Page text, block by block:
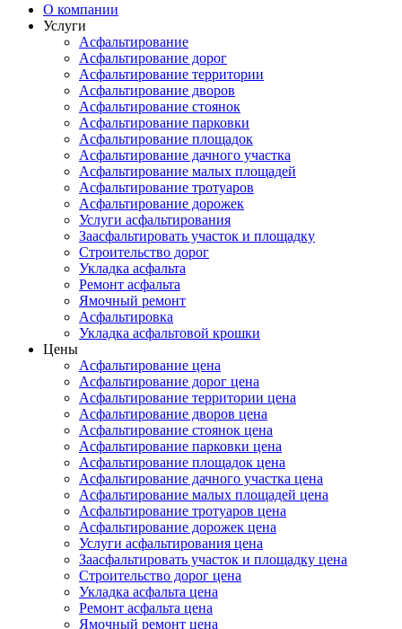
О компании
Услуги
Асфальтирование
Асфальтирование дорог
Асфальтирование территории
Асфальтирование дворов
Асфальтирование стоянок
Асфальтирование парковки
Асфальтирование площадок
Асфальтирование дачного участка
Асфальтирование малых площадей
Асфальтирование тротуаров
Асфальтирование дорожек
Услуги асфальтирования
Заасфальтировать участок и площадку
Строительство дорог
Укладка асфальта
Ремонт асфальта
Ямочный ремонт
Асфальтировка
Укладка асфальтовой крошки
Цены
Асфальтирование цена
Асфальтирование дорог цена
Асфальтирование территории цена
Асфальтирование дворов цена
Асфальтирование стоянок цена
Асфальтирование парковки цена
Асфальтирование площадок цена
Асфальтирование дачного участка цена
Асфальтирование малых площадей цена
Асфальтирование тротуаров цена
Асфальтирование дорожек цена
Услуги асфальтирования цена
Заасфальтировать участок и площадку цена
Строительство дорог цена
Укладка асфальта цена
Ремонт асфальта цена
Ямочный ремонт цена